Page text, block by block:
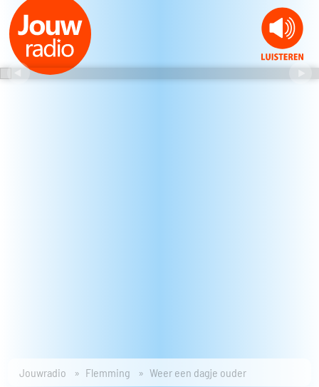
Jouwradio Flemming Weer een dagje ouder